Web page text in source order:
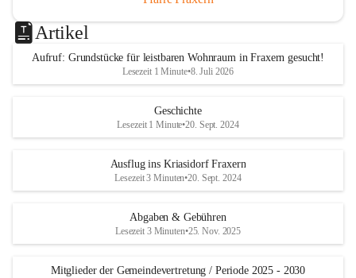
Artikel
Aufruf: Grundstücke für leistbaren Wohnraum in Fraxern gesucht!
Lesezeit 1 Minute•8. Juli 2026
Geschichte
Lesezeit 1 Minute•20. Sept. 2024
Ausflug ins Kriasidorf Fraxern
Lesezeit 3 Minuten•20. Sept. 2024
Abgaben & Gebühren
Lesezeit 3 Minuten•25. Nov. 2025
Mitglieder der Gemeindevertretung / Periode 2025 - 2030